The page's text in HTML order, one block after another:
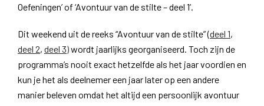
Oefeningen’ of ‘Avontuur van de stilte – deel 1’.
Dit weekend uit de reeks “Avontuur van de stilte” (deel 1,
deel 2, deel 3)wordt jaarlijks georganiseerd. Toch zijn de
programma’s nooit exact hetzelfde als het jaar voordien en
kun je het als deelnemer een jaar later op een andere
manier beleven omdat het altijd een persoonlijk avontuur